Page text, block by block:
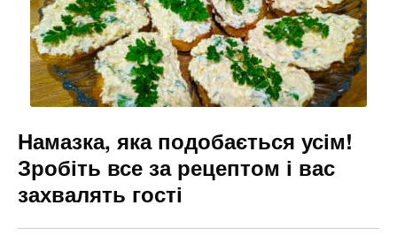
Намазка, яка подобається усім!
Зробіть все за рецептом і вас
захвалять гості